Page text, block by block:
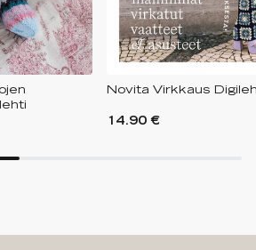
Novita Virkkaus
14.90 €